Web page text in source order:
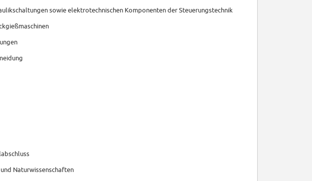
sowie elektrotechnischen Komponenten der Steuerungstechnik
Naturwissenschaften